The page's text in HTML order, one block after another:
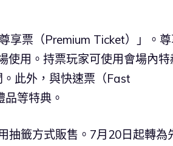
享票（Premium Ticket）」。
使用。持票玩家可使用會場內特
此外，與快速票（Fast
等特典。
抽籤方式販售。7月20日起轉為